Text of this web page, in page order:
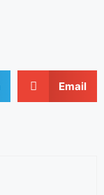
Email